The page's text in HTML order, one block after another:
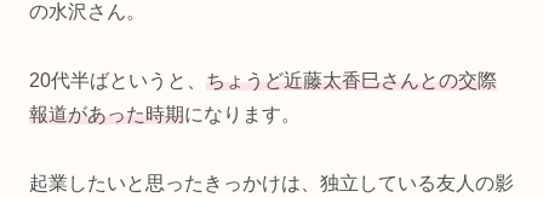
の水沢さん。
20代半ばというと、 ちょうど近藤太香巳さんとの交際
報道があった時期になります。
起業したいと思ったきっかけは、独立している友人の影